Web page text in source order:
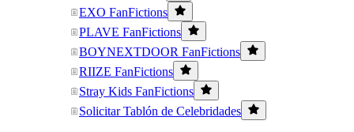
EXO FanFictions
PLAVE FanFictions
BOYNEXTDOOR FanFictions
RIIZE FanFictions
Stray Kids FanFictions
Solicitar Tablón de Celebridades